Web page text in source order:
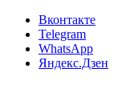
Вконтакте
Telegram
WhatsApp
Яндекс.Дзен